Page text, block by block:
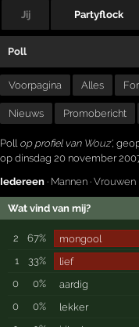
Jij Partyflock
Poll
Voorpagina Alles
Nieuws Promobericht
Poll op profiel van Wouz',
op dinsdag 20 november
Iedereen · Mannen · Vrouwen
Wat vind van mij?
2 67%
mongool
1
33%
lief
0
0%
aardig
0
0%
lekker